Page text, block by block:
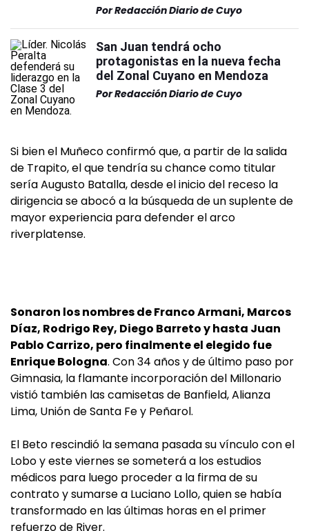
PorRedacción Diario de Cuyo
San Juan tendrá ocho
protagonistas en la nueva fecha
del Zonal Cuyano en Mendoza
PorRedacción Diario de Cuyo
Si bien el Muñeco confirmó que, a partir de la salida
de Trapito, el que tendría su chance como titular
sería Augusto Batalla, desde el inicio del receso la
dirigencia se abocó a la búsqueda de un suplente de
mayor experiencia para defender el arco
riverplatense.
Sonaron los nombres de Franco Armani, Marcos
Díaz, Rodrigo Rey, Diego Barreto y hasta Juan
Pablo Carrizo, pero finalmente el elegido fue
Enrique Bologna. Con 34 años y de último paso por
Gimnasia, la flamante incorporación del Millonario
vistió también las camisetas de Banfield, Alianza
Lima, Unión de Santa Fe y Peñarol.
El Beto rescindió la semana pasada su vínculo con el
Lobo y este viernes se someterá a los estudios
médicos para luego proceder a la firma de su
contrato y sumarse a Luciano Lollo, quien se había
transformado en las últimas horas en el primer
refuerzo de River.